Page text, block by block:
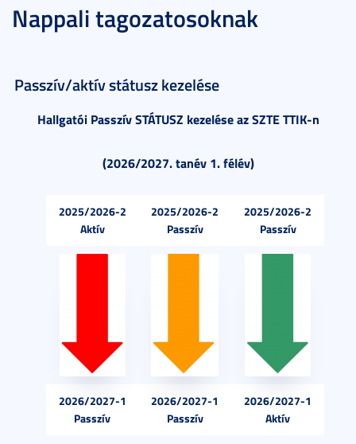
Nappali tagozatosoknak
Passzív/aktív státusz kezelése
Hallgatói Passzív STÁTUSZ kezelése az SZTE TTIK-n
(2026/2027. tanév 1. félév)
2025/2026-2
Aktív
2025/2026-2
Passzív
2025/2026-2
Passzív
2026/2027-1
Passzív
2026/2027-1
Passzív
2026/2027-1
Aktív